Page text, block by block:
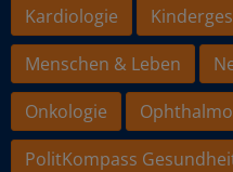
Kardiologie
Menschen & Leben
Onkologie
PolitKompass